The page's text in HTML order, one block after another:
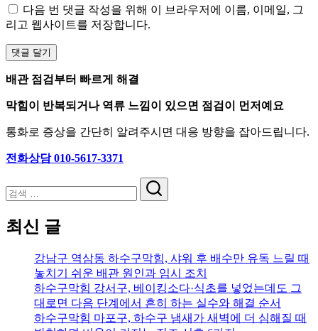
다음 번 댓글 작성을 위해 이 브라우저에 이름, 이메일, 그
리고 웹사이트를 저장합니다.
배관 점검부터 빠르게 해결
막힘이 반복되거나 역류 느낌이 있으면 점검이 먼저예요
통화로 증상을 간단히 알려주시면 대응 방향을 잡아드립니다.
전화상담 010-5617-3371
검
최신 글
강남구 역삼동 하수구막힘, 샤워 후 배수만 유독 느릴 때
놓치기 쉬운 배관 원인과 임시 조치
하수구막힘 강서구, 베이킹소다·식초를 넣었는데도 그
대로면 다음 단계에서 흔히 하는 실수와 해결 순서
하수구막힘 마포구, 하수구 냄새가 새벽에 더 심해질 때